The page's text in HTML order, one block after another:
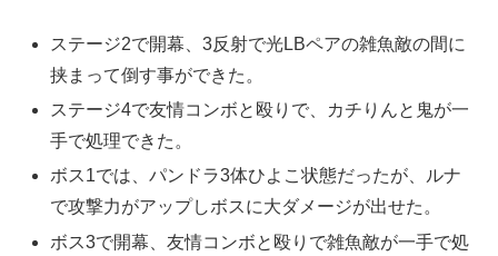
ステージ2で開幕、3反射で光LBペアの雑魚敵の間に
挟まって倒す事ができた。
ステージ4で友情コンボと殴りで、カチりんと鬼が一
手で処理できた。
ボス1では、パンドラ3体ひよこ状態だったが、ルナ
で攻撃力がアップしボスに大ダメージが出せた。
ボス3で開幕、友情コンボと殴りで雑魚敵が一手で処